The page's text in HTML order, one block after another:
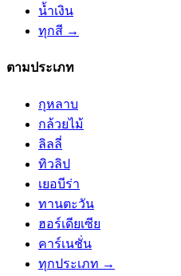
น้ำเงิน
ทุกสี →
ตามประเภท
กุหลาบ
กล้วยไม้
ลิลลี่
ทิวลิป
เยอบีร่า
ทานตะวัน
ฮอร์เดียเซีย
คาร์เนชั่น
ทุกประเภท →